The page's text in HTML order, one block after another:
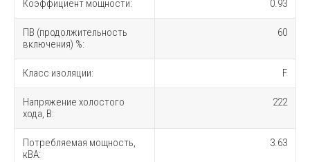
Коэффициент мощности: 0.93
ПВ (продолжительность
включения) %:
60
Класс изоляции: F
Напряжение холостого
хода, В:
222
Потребляемая мощность,
кВА:
3.63